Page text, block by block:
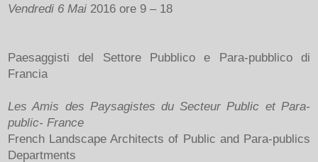
Vendredi 6 Mai 2016 ore 9 – 18
Paesaggisti del Settore Pubblico e Para-pubblico di
Francia
Les Amis des Paysagistes du Secteur Public et Para-
public- France
French Landscape Architects of Public and Para-publics
Departments